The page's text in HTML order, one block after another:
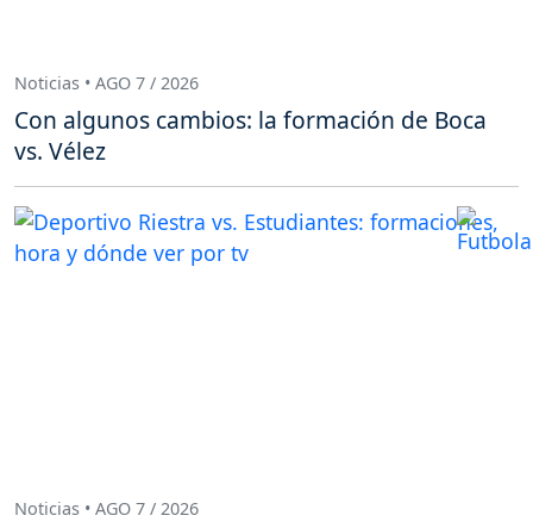
Noticias • AGO 7 / 2026
Con algunos cambios: la formación de Boca
vs. Vélez
Noticias • AGO 7 / 2026